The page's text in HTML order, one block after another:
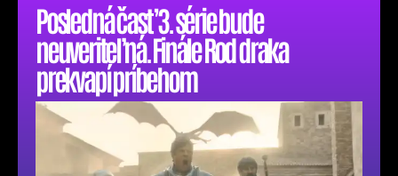
Posledná časť 3. série bude
neuveriteľná. Finále Rod draka
prekvapí príbehom